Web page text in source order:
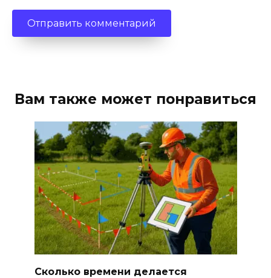
Вам также может понравиться
Сколько времени делается